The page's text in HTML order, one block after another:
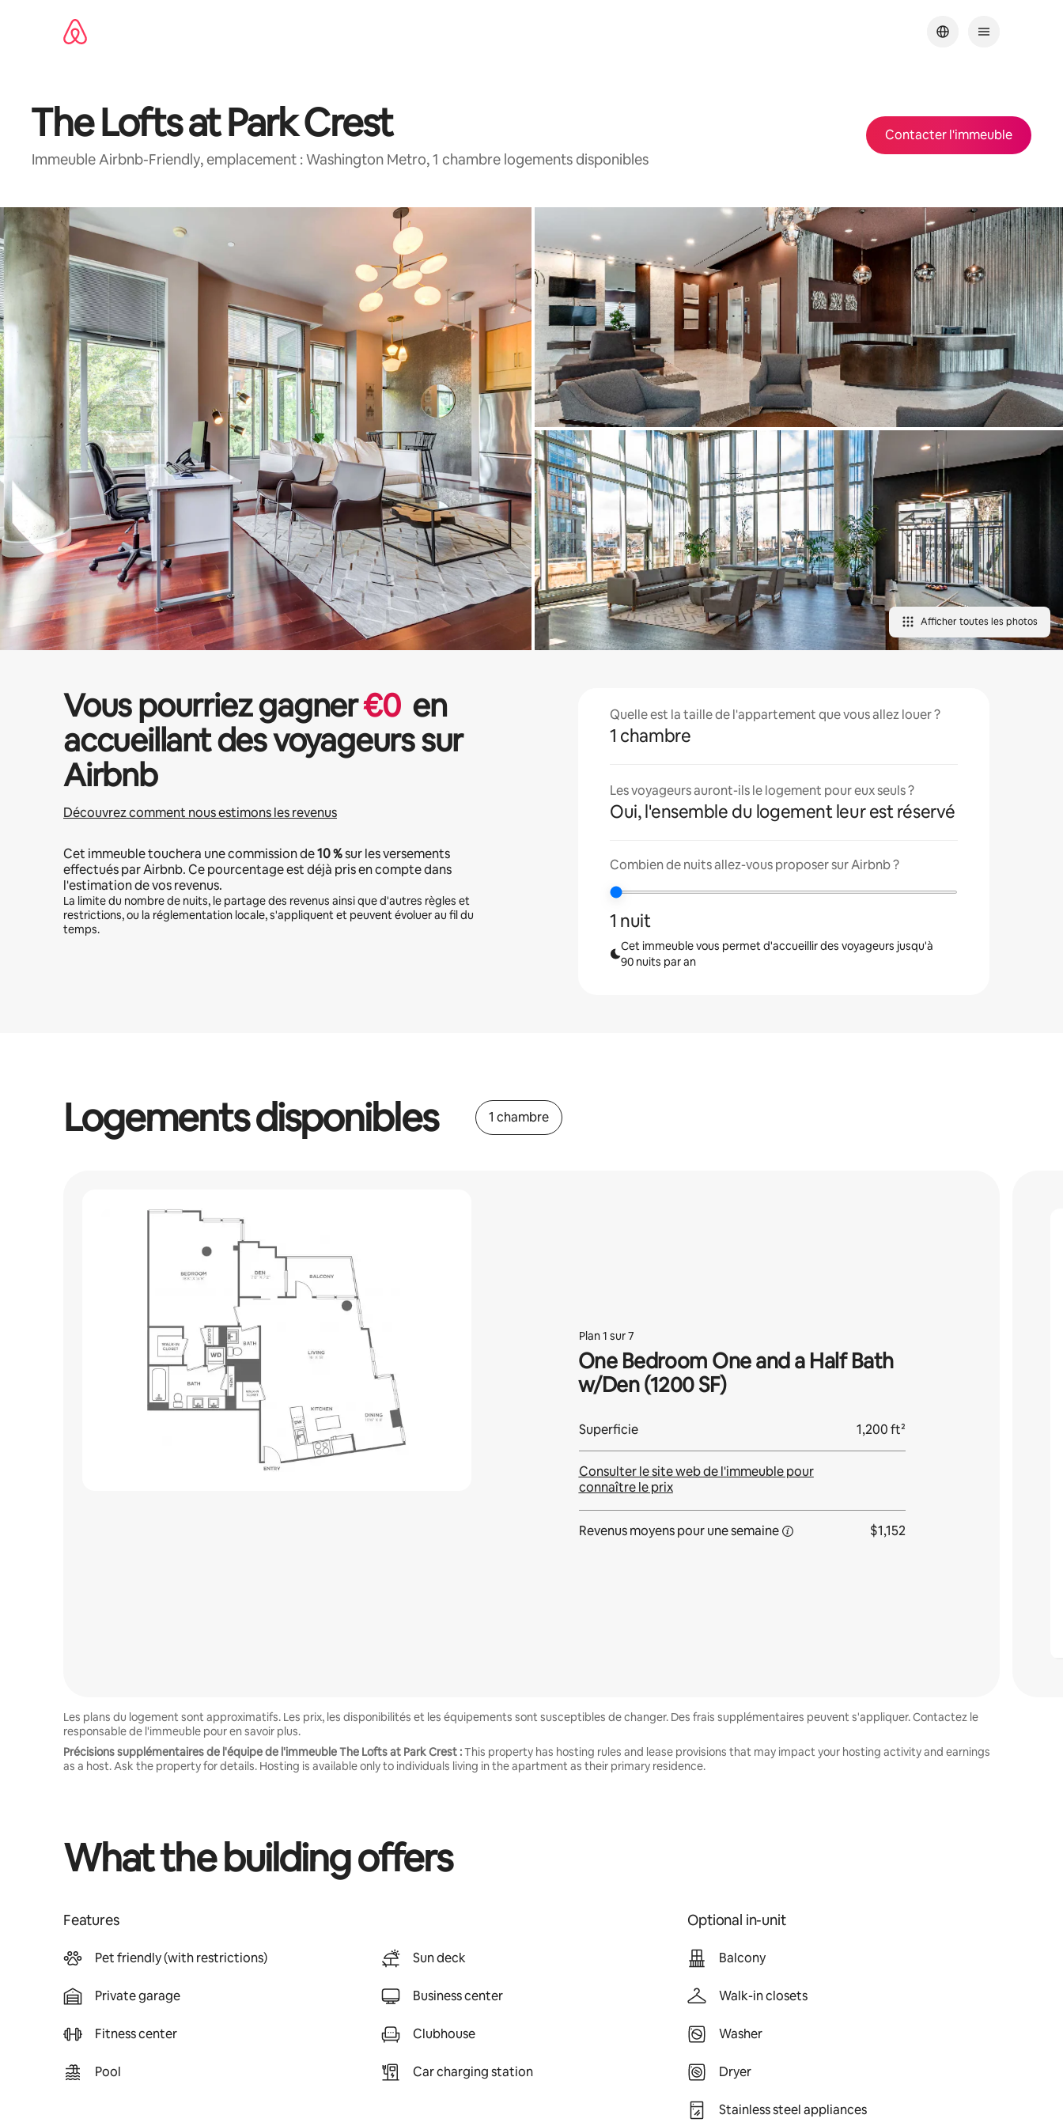
The Lofts at Park Crest
Immeuble Airbnb-Friendly, emplacement : Washington Metro, 1 chambre logements disponibles
Contacter l'immeuble
Afficher toutes les photos
Vous pourriez gagner€0 en
accueillant des voyageurs sur
Airbnb
Découvrez comment nous estimons les revenus
Cet immeuble touchera une commission de10 %sur les versements
effectués par Airbnb. Ce pourcentage est déjà pris en compte dans
l'estimation de vos revenus.
La limite du nombre de nuits, le partage des revenus ainsi que d'autres règles et
restrictions, ou la réglementation locale, s'appliquent et peuvent évoluer au fil du
temps.
Quelle est la taille de l'appartement que vous allez louer ?
1 chambre
Les voyageurs auront-ils le logement pour eux seuls ?
Oui, l'ensemble du logement leur est réservé
Combien de nuits allez-vous proposer sur Airbnb ?
1 nuit
Cet immeuble vous permet d'accueillir des voyageurs jusqu'à
90 nuits par an
Logements disponibles 1 chambre
Plan 1 sur 7
One Bedroom One and a Half Bath
w/Den (1200 SF)
Superficie 1,200 ft²
Consulter le site web de l'immeuble pour
connaître le prix
Revenus moyens pour unesemaine $1,152
Les plans du logement sont approximatifs. Les prix, les disponibilités et les équipements sont susceptibles de changer. Des frais supplémentaires peuvent s'appliquer. Contactez le
responsable de l'immeuble pour en savoir plus.
Précisions supplémentaires de l'équipe de l'immeuble The Lofts at Park Crest :This property has hosting rules and lease provisions that may impact your hosting activity and earnings
as a host. Ask the property for details. Hosting is available only to individuals living in the apartment as their primary residence.
What the building offers
Features
Pet friendly (with restrictions)
Private garage
Fitness center
Pool
Sun deck
Business center
Clubhouse
Car charging station
Optional in-unit
Balcony
Walk-in closets
Washer
Dryer
Stainless steel appliances